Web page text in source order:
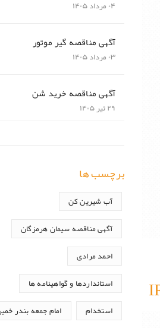
۰۴ مرداد ۱۴۰۵
آگهی مناقصه گیر موتور
۰۳ مرداد ۱۴۰۵
آگهی مناقصه خرید شن
۲۹ تیر ۱۴۰۵
برچسب ها
آب شیرین کن
آگهی مناقصه سیمان هرمزگان
احمد مرادی
استانداردها و گواهینامه ها
استخدام امام جمعه بندر خمیر